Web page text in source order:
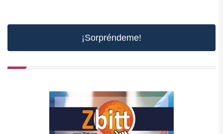
¡Sorpréndeme!